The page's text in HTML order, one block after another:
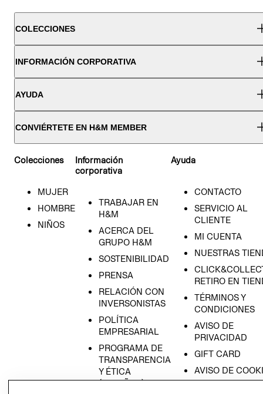
COLECCIONES
INFORMACIÓN CORPORATIVA
AYUDA
CONVIÉRTETE EN H&M MEMBER
Colecciones
MUJER
HOMBRE
NIÑOS
Información
corporativa
TRABAJAR EN
H&M
ACERCA DEL
GRUPO H&M
SOSTENIBILIDAD
PRENSA
RELACIÓN CON
INVERSONISTAS
POLÍTICA
EMPRESARIAL
PROGRAMA DE
TRANSPARENCIA
Y ÉTICA
(ESPAÑOL)
Ayuda
CONTACTO
SERVICIO AL
CLIENTE
MI CUENTA
NUESTRAS
RETIRO EN
TÉRMINOS Y
CONDICIONES
AVISO DE
PRIVACIDAD
GIFT CARD
AVISO DE